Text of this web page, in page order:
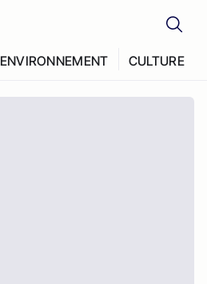
ENVIRONNEMENT CULTURE